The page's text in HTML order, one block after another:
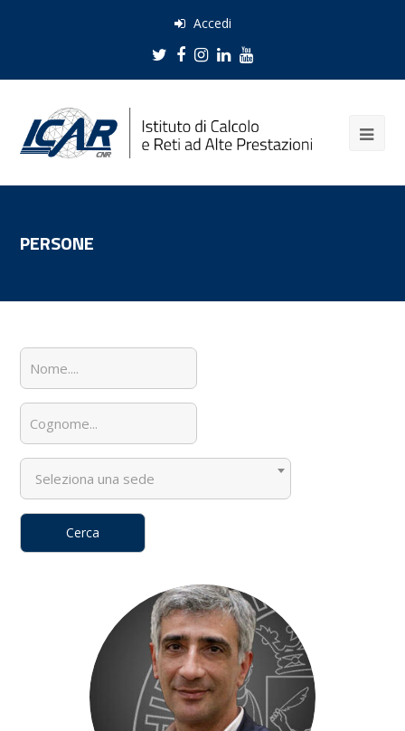
Accedi
Twitter
Facebook
Instagram
LinkedIn
Youtube
PERSONE
Seleziona una sede